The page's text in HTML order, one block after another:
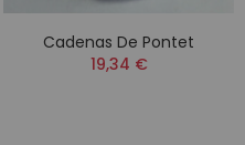
Cadenas De Pontet
19,34 €